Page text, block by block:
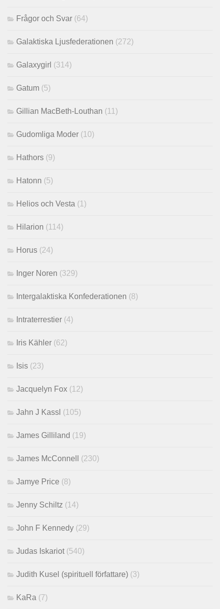
Frågor och Svar (64)
Galaktiska Ljusfederationen (272)
Galaxygirl (314)
Gatum (5)
Gillian MacBeth-Louthan (11)
Gudomliga Moder (10)
Hathors (9)
Hatonn (5)
Helios och Vesta (1)
Hilarion (114)
Horus (24)
Inger Noren (329)
Intergalaktiska Konfederationen (8)
Intraterrestier (4)
Iris Kähler (62)
Isis (23)
Jacquelyn Fox (12)
Jahn J Kassl (105)
James Gilliland (19)
James McConnell (230)
Jamye Price (8)
Jenny Schiltz (14)
John F Kennedy (29)
Judas Iskariot (540)
Judith Kusel (spirituell författare) (3)
KaRa (7)